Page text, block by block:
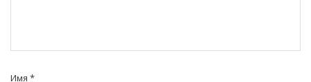
Имя *